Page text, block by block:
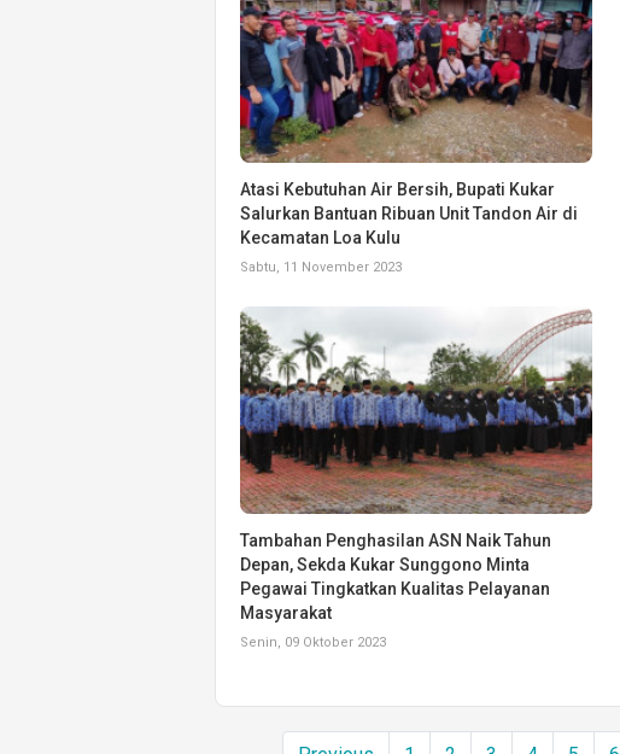
Atasi Kebutuhan Air Bersih, Bupati Kukar
Salurkan Bantuan Ribuan Unit Tandon Air di
Kecamatan Loa Kulu
Sabtu, 11 November 2023
Tambahan Penghasilan ASN Naik Tahun
Depan, Sekda Kukar Sunggono Minta
Pegawai Tingkatkan Kualitas Pelayanan
Masyarakat
Senin, 09 Oktober 2023